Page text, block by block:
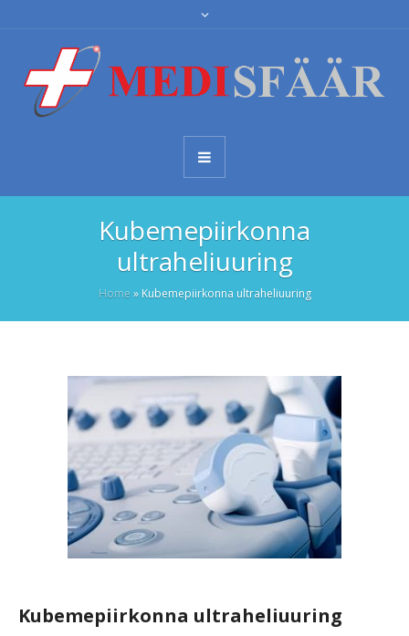
Kubemepiirkonna
ultraheliuuring
Home » Kubemepiirkonna ultraheliuuring
Kubemepiirkonna ultraheliuuring